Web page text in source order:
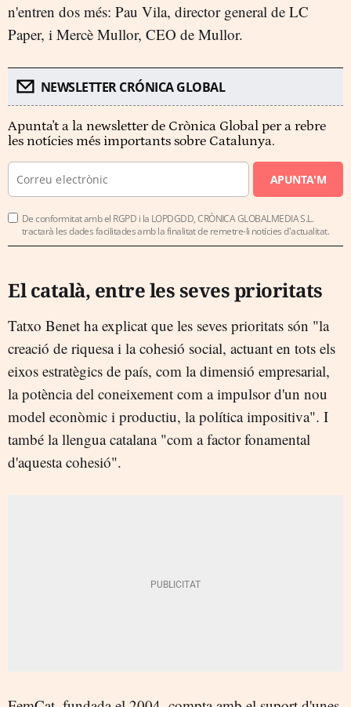
n'entren dos més: Pau Vila, director general de LC
Paper, i Mercè Mullor, CEO de Mullor.
NEWSLETTER CRÓNICA GLOBAL
Apunta't a la newsletter de Crònica Global per a rebre
les notícies més importants sobre Catalunya.
APUNTA'M
De conformitat amb el RGPD i la LOPDGDD, CRÒNICA GLOBALMEDIA S.L.
tractarà les dades facilitades amb la finalitat de remetre-li notícies d'actualitat.
El català, entre les seves prioritats
Tatxo Benet ha explicat que les seves prioritats són "la
creació de riquesa i la cohesió social, actuant en tots els
eixos estratègics de país, com la dimensió empresarial,
la potència del coneixement com a impulsor d'un nou
model econòmic i productiu, la política impositiva". I
també la llengua catalana "com a factor fonamental
d'aquesta cohesió".